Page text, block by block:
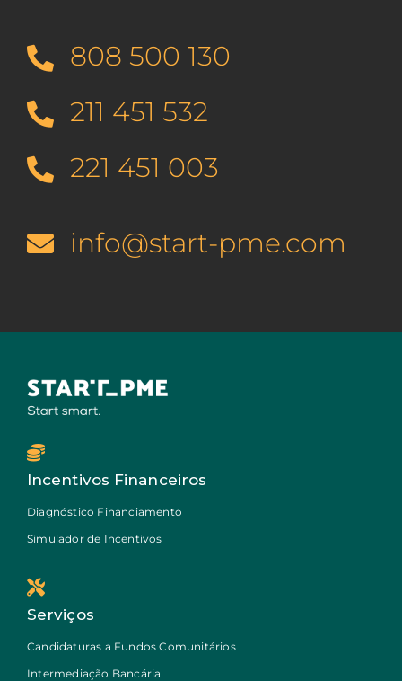
808 500 130
211 451 532
221 451 003
info@start-pme.com
Incentivos Financeiros
Diagnóstico Financiamento
Simulador de Incentivos
Serviços
Candidaturas a Fundos Comunitários
Intermediação Bancária